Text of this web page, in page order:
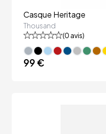
Casque Heritage
Thousand
(0 avis)
99 €